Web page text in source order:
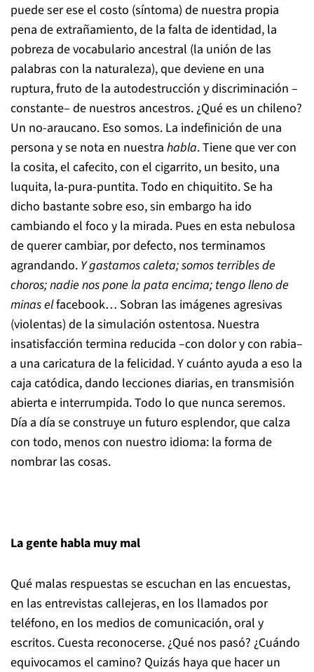
puede ser ese el costo (síntoma) de nuestra propia
pena de extrañamiento, de la falta de identidad, la
pobreza de vocabulario ancestral (la unión de las
palabras con la naturaleza), que deviene en una
ruptura, fruto de la autodestrucción y discriminación –
constante– de nuestros ancestros. ¿Qué es un chileno?
Un no-araucano. Eso somos. La indefinición de una
persona y se nota en nuestra habla. Tiene que ver con
la cosita, el cafecito, con el cigarrito, un besito, una
luquita, la-pura-puntita. Todo en chiquitito. Se ha
dicho bastante sobre eso, sin embargo ha ido
cambiando el foco y la mirada. Pues en esta nebulosa
de querer cambiar, por defecto, nos terminamos
agrandando. Y gastamos caleta; somos terribles de
choros; nadie nos pone la pata encima; tengo lleno de
minas elfacebook… Sobran las imágenes agresivas
(violentas) de la simulación ostentosa. Nuestra
insatisfacción termina reducida –con dolor y con rabia–
a una caricatura de la felicidad. Y cuánto ayuda a eso la
caja catódica, dando lecciones diarias, en transmisión
abierta e interrumpida. Todo lo que nunca seremos.
Día a día se construye un futuro esplendor, que calza
con todo, menos con nuestro idioma: la forma de
nombrar las cosas.
La gente habla muy mal
Qué malas respuestas se escuchan en las encuestas,
en las entrevistas callejeras, en los llamados por
teléfono, en los medios de comunicación, oral y
escritos. Cuesta reconocerse. ¿Qué nos pasó? ¿Cuándo
equivocamos el camino? Quizás haya que hacer un